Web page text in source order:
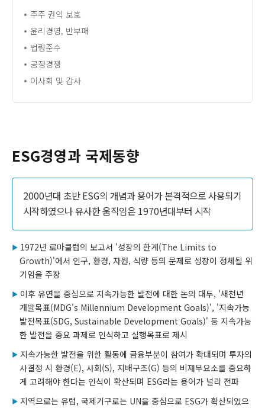
주주 권익 보호
윤리경영, 반부패
법령준수
공정경쟁
이사회 및 감사
ESG경영과 국제동향
2000년대 초반 ESG의 개념과 용어가 본격적으로 사용되기
시작하였으나 유사한 움직임은 1970년대부터 시작
1972년 로마클럽의 보고서 '성장의 한계(The Limits to
Growth)'에서 인구, 환경, 자원, 식량 등의 문제로 성장이 정체될 위
기임을 주장
이후 유연을 중심으로 지속가능한 발전에 대한 논의 대두, '새천년
개발목표(MDG's Millennium Development Goals)', '지속가능
발전목표(SDG, Sustainable Development Goals)' 등 지속가능
한 발전을 중요 과제로 인식하고 실행목표로 제시
지속가능한 발전을 위한 활동에 금융부분이 참여가 확대되며 투자의
사결정 시 환경(E), 사회(S), 지배구조(G) 등의 비재무요소를 중요하
게 고려해야 한다는 인식이 확산되며 ESG라는 용어가 널리 전파
지역으로는 유럽, 국제기구로는 UN을 중심으로 ESG가 확산되었으